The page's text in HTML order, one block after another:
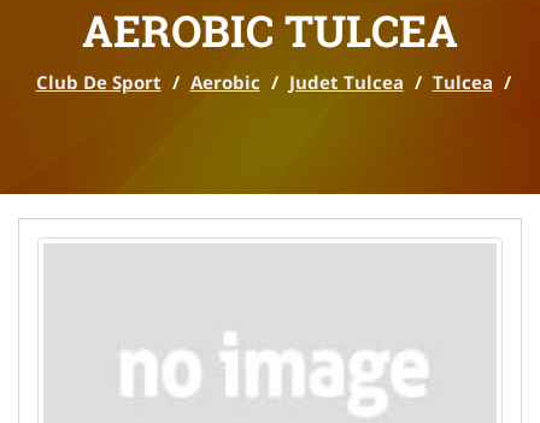
AEROBIC TULCEA
Club De Sport / Aerobic / Judet Tulcea / Tulcea /